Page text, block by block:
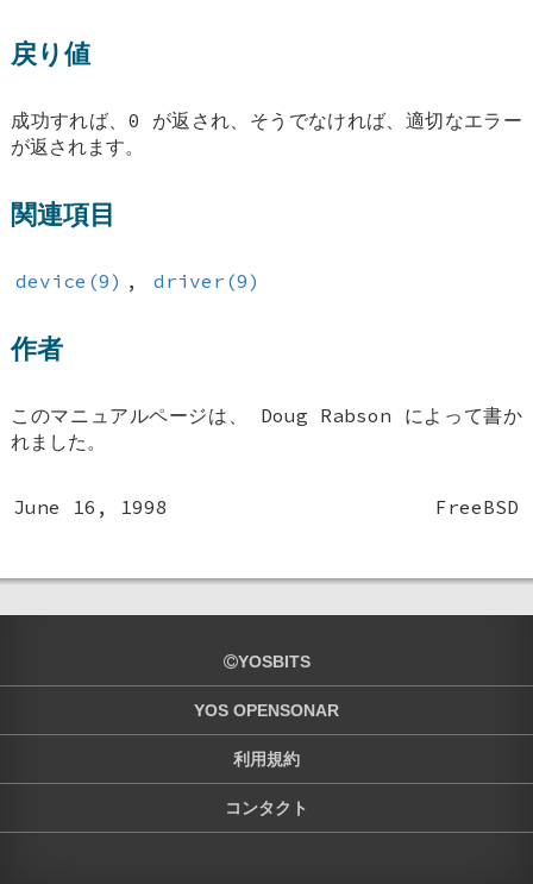
戻り値
成功すれば、0 が返され、そうでなければ、適切なエラー
が返されます。
関連項目
device(9) , driver(9)
作者
このマニュアルページは、 Doug Rabson によって書か
れました。
June 16, 1998 FreeBSD
YOSBITS
YOS OPENSONAR
利用規約
コンタクト